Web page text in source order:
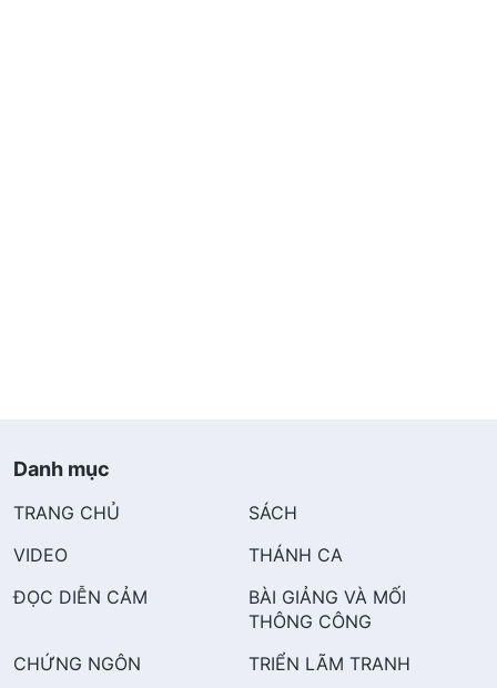
Danh mục
TRANG CHỦ
SÁCH
VIDEO
THÁNH CA
ĐỌC DIỄN CẢM
BÀI GIẢNG VÀ MỐI
THÔNG CÔNG
CHỨNG NGÔN
TRIỂN LÃM TRANH